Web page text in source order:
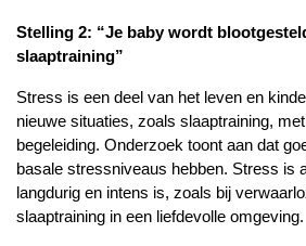
Stelling 2: “Je baby wordt
slaaptraining”
Stress is een deel van het leven en
nieuwe situaties, zoals slaaptraining,
begeleiding. Onderzoek toont aan dat
basale stressniveaus hebben. Stress is
langdurig en intens is, zoals bij
slaaptraining in een liefdevolle omgeving.